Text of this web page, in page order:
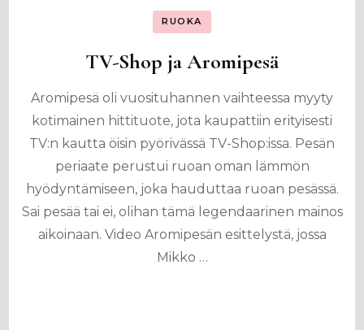
RUOKA
TV-Shop ja Aromipesä
Aromipesä oli vuosituhannen vaihteessa myyty
kotimainen hittituote, jota kaupattiin erityisesti
TV:n kautta öisin pyörivässä TV-Shop:issa. Pesän
periaate perustui ruoan oman lämmön
hyödyntämiseen, joka hauduttaa ruoan pesässä.
Sai pesää tai ei, olihan tämä legendaarinen mainos
aikoinaan. Video Aromipesän esittelystä, jossa
Mikko …